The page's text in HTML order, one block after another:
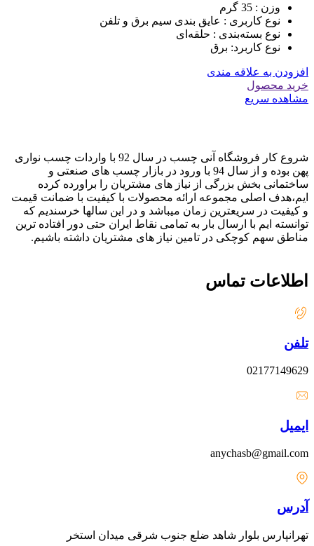
وزن : 35 گرم
نوع کاربری : عایق بندی سیم برق و تلفن
نوع بسته‌بندی : حلقه‌ای
نوع کاربرد: برق
افزودن به علاقه مندی
خرید محصول
مشاهده سریع
شروع کار فروشگاه آنی چسب در سال 92 با واردات چسب نواری
پهن بوده و از سال 94 با ورود در بازار چسب های صنعتی و
ساختمانی بخش بزرگی از نیاز های مشتریان را براورده کرده
ایم،هدف اصلی مجموعه ارائه محصولات با کیفیت با ضمانت قیمت
و کیفیت در سریعترین زمان میباشد و در این سالها خرسندیم که
توانسته ایم با ارسال بار به تمامی نقاط ایران حتی دور افتاده ترین
مناطق سهم کوچکی در تامین نیاز های مشتریان داشته باشیم.
اطلاعات تماس
تلفن
02177149629
ایمیل
anychasb@gmail.com
آدرس
تهرانپارس بلوار شاهد ضلع جنوب شرقی میدان استخر